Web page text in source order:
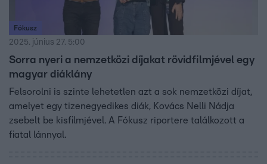
Fókusz
2025. június 27. 5:00
Sorra nyeri a nemzetközi díjakat rövidfilmjével egy
magyar diáklány
Felsorolni is szinte lehetetlen azt a sok nemzetközi díjat,
amelyet egy tizenegyedikes diák, Kovács Nelli Nádja
zsebelt be kisfilmjével. A Fókusz riportere találkozott a
fiatal lánnyal.